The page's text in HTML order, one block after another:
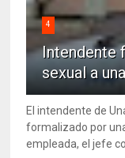
4
Intendente
sexual a
El intendente de
formalizado por
empleada, el jefe